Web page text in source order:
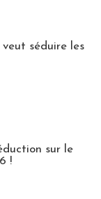
séduire les
sur le
!